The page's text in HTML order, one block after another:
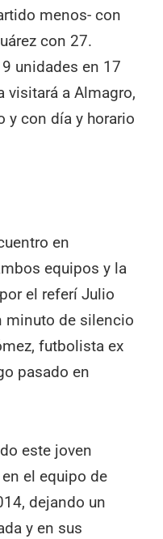
menos- con
con 27.
unidades en 17
visitará a Almagro,
y con día y horario
en
equipos y la
el referí Julio
minuto de silencio
futbolista ex
pasado en
este joven
el equipo de
dejando un
y en sus